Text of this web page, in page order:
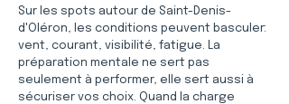
Sur les spots autour de Saint-Denis-
d'Oléron, les conditions peuvent basculer:
vent, courant, visibilité, fatigue. La
préparation mentale ne sert pas
seulement à performer, elle sert aussi à
sécuriser vos choix. Quand la charge